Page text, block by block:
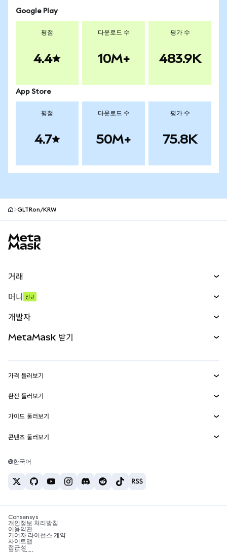
Google Play
평점
4.4
다운로드 수
10M+
평가 수
483.9K
App Store
평점
4.7
다운로드 수
50M+
평가 수
75.8K
GLTRon/KRW
거래
무기한 선물
실물자산
머니 신규
개발자
MetaMask Connect
Snaps
웹3 서비스
MetaMask 받기
보안
고객 지원
채용
가격 둘러보기
이더리움 가격
솔라나 가격
테더 가격
환전 둘러보기
ETH를 USD로 환전
USDT를 INR로 환전
BTC를 INR로 환전
ETH를 USDT로 환전
가이드 둘러보기
ETH 매수
USDT 매수
SHIB 매수
BNB 매수
콘텐츠 둘러보기
솔라나 지갑
암호화폐 세금 뉴스
암호화폐 매수 방법
한국어
Consensys
개인정보 처리방침
이용약관
기여자 라이선스 계약
사이트맵
접근성